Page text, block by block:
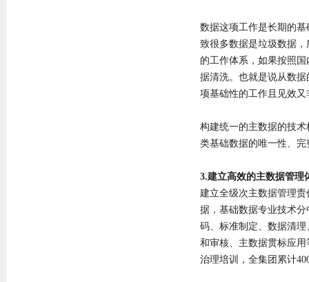
数据这项工作是长期的
致很多数据是垃圾数据
的工作体系，如果按照
据清洗。也就是说从数
项基础性的工作且见效又
构建统一的主数据的技
类基础数据的唯一性、
3.建立高效的主数据管理
建立全级次主数据管理
据，基础数据专业技术
码、标准制定、数据清
和审核、主数据贯标应
治理培训，全集团累计